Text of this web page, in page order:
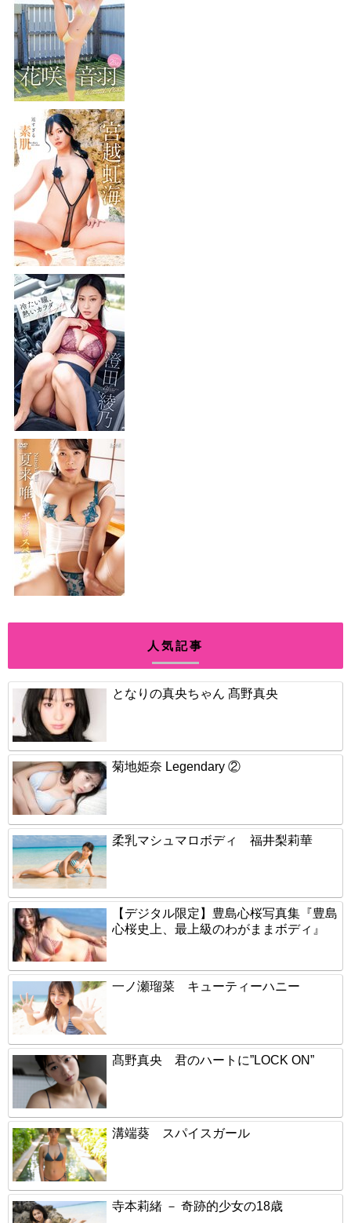
人気記事
となりの真央ちゃん 髙野真央
菊地姫奈 Legendary ②
柔乳マシュマロボディ 福井梨莉華
【デジタル限定】豊島心桜写真集『豊島
心桜史上、最上級のわがままボディ』
一ノ瀬瑠菜 キューティーハニー
髙野真央 君のハートに”LOCK ON”
溝端葵 スパイスガール
寺本莉緒 － 奇跡的少女の18歳